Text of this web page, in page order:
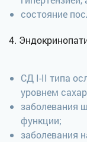
cостояние
4.
СД I-II типа
уровнем
заболевания
функции;
заболевания